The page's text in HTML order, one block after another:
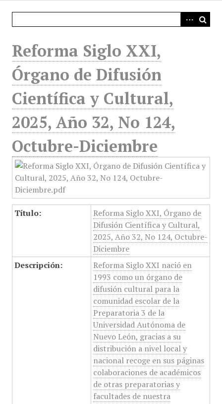
Reforma Siglo XXI,
Órgano de Difusión
Científica y Cultural,
2025, Año 32, No 124,
Octubre-Diciembre
Título:
Reforma Siglo XXI, Órgano de
Difusión Científica y Cultural,
2025, Año 32, No 124, Octubre-
Diciembre
Descripción:
Reforma Siglo XXI nació en
1993 como un órgano de
difusión cultural para la
comunidad escolar de la
Preparatoria 3 de la
Universidad Autónoma de
Nuevo León, gracias a su
distribución a nivel local y
nacional recoge en sus páginas
colaboraciones de académicos
de otras preparatorias y
facultades de nuestra